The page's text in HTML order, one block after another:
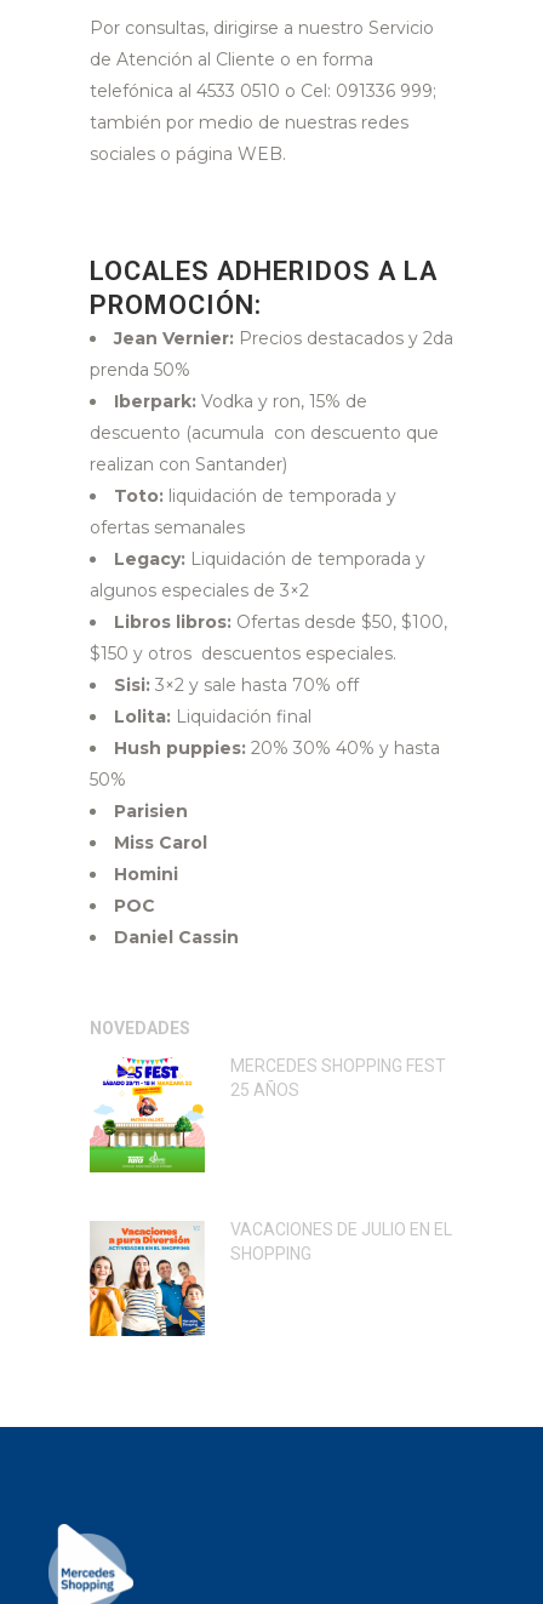
Por consultas, dirigirse a nuestro Servicio
de Atención al Cliente o en forma
telefónica al 4533 0510 o Cel: 091336 999;
también por medio de nuestras redes
sociales o página WEB.
LOCALES ADHERIDOS A LA
PROMOCIÓN:
Jean Vernier: Precios destacados y 2da
prenda 50%
Iberpark: Vodka y ron, 15% de
descuento (acumula con descuento que
realizan con Santander)
Toto: liquidación de temporada y
ofertas semanales
Legacy: Liquidación de temporada y
algunos especiales de 3×2
Libros libros: Ofertas desde $50, $100,
$150 y otros descuentos especiales.
Sisi: 3×2 y sale hasta 70% off
Lolita: Liquidación final
Hush puppies: 20% 30% 40% y hasta
50%
Parisien
Miss Carol
Homini
POC
Daniel Cassin
NOVEDADES
MERCEDES SHOPPING FEST
25 AÑOS
VACACIONES DE JULIO EN EL
SHOPPING